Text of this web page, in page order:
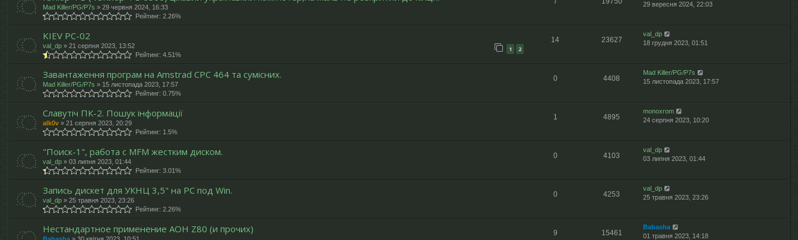
Mad Killer/PG/P7s » 29 червня 2024, 16:33
Рейтинг: 2.26%
29 вересня 2024, 22:03
KIEV PC-02
val_dp » 21 серпня 2023, 13:52 1 2
Рейтинг: 4.51%
14 23627
val_dp
18 грудня 2023, 01:51
Завантаження програм на Amstrad CPC 464 та сумісних.
Mad Killer/PG/P7s » 15 листопада 2023, 17:57
Рейтинг: 0.75%
0 4408
Mad Killer/PG/P7s
15 листопада 2023, 17:57
Славутіч ПК-2. Пошук інформації
alk0v » 21 серпня 2023, 20:29
Рейтинг: 1.5%
1 4895
monoxrom
24 серпня 2023, 10:20
"Поиск-1", работа с MFM жестким диском.
val_dp » 03 липня 2023, 01:44
Рейтинг: 3.01%
0 4103
val_dp
03 липня 2023, 01:44
Запись дискет для УКНЦ 3,5" на PC под Win.
val_dp » 25 травня 2023, 23:26
Рейтинг: 2.26%
0 4253
val_dp
25 травня 2023, 23:26
Нестандартное применение АОН Z80 (и прочих) 9 15461
Babasha
01 травня 2023, 14:18